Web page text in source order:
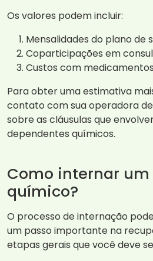
Os valores podem incluir:
Mensalidades do plano de
Coparticipações em
Custos com
Para obter uma estimativa
contato com sua operadora
sobre as cláusulas que
dependentes químicos.
Como internar
químico?
O processo de internação
um passo importante na
etapas gerais que você deve